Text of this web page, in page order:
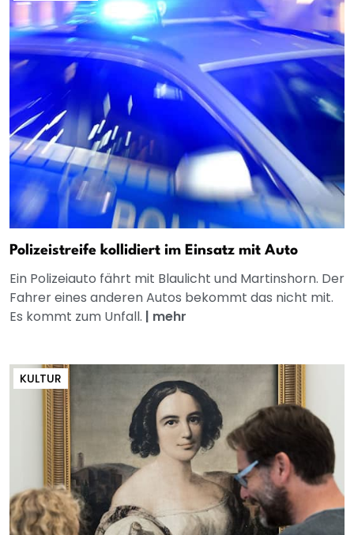
Polizeistreife kollidiert im Einsatz mit Auto
Ein Polizeiauto fährt mit Blaulicht und Martinshorn. Der
Fahrer eines anderen Autos bekommt das nicht mit.
Es kommt zum Unfall. | mehr
KULTUR